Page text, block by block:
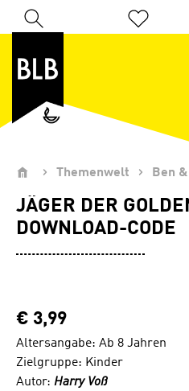
Zum Hauptinhalt springen
Du hast
Themenwelt Ben
JÄGER DER
DOWNLOAD-CODE
€ 3,99
Altersangabe: Ab 8 Jahren
Zielgruppe: Kinder
Autor: Harry Voß